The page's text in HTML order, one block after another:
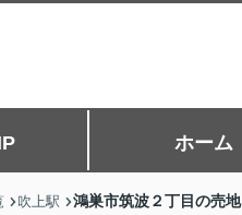
ホーム
吹上駅 鴻巣市筑波２丁目の売地